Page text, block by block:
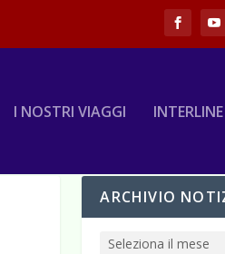
I NOSTRI VIAGGI
ARCHIVIO